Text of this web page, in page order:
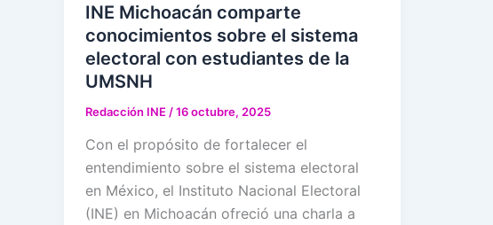
INE Michoacán comparte
conocimientos sobre el sistema
electoral con estudiantes de la
UMSNH
Redacción INE /16 octubre, 2025
Con el propósito de fortalecer el
entendimiento sobre el sistema electoral
en México, el Instituto Nacional Electoral
(INE) en Michoacán ofreció una charla a